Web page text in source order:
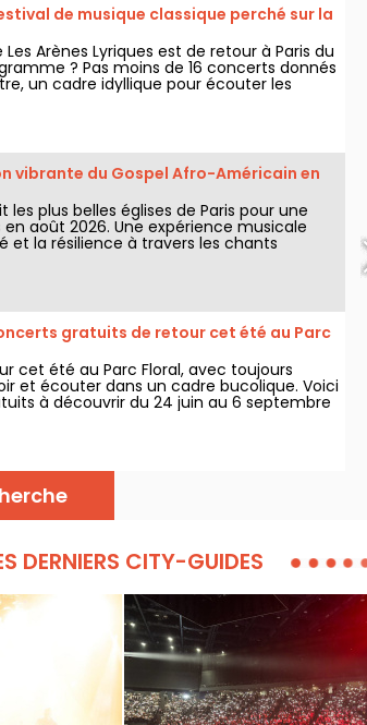
de musique classique perché sur la
Arènes Lyriques est de retour à Paris du
? Pas moins de 16 concerts donnés
un cadre idyllique pour écouter les
vibrante du Gospel Afro-Américain en
plus belles églises de Paris pour une
août 2026. Une expérience musicale
et la résilience à travers les chants
gratuits de retour cet été au Parc
cet été au Parc Floral, avec toujours
et écouter dans un cadre bucolique. Voici
à découvrir du 24 juin au 6 septembre
DERNIERS CITY-GUIDES